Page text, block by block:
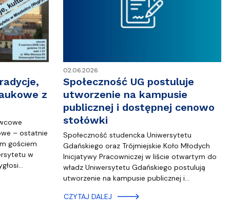
z
– ostatnie
gościem
w
02.06.2026
Społeczność UG postuluje
utworzenie na kampusie
publicznej i dostępnej cenowo
stołówki
Społeczność studencka Uniwersytetu
Gdańskiego oraz Trójmiejskie Koło Młodych
Inicjatywy Pracowniczej w liście otwartym do
władz Uniwersytetu Gdańskiego postulują
utworzenie na kampusie publicznej i…
CZYTAJ DALEJ